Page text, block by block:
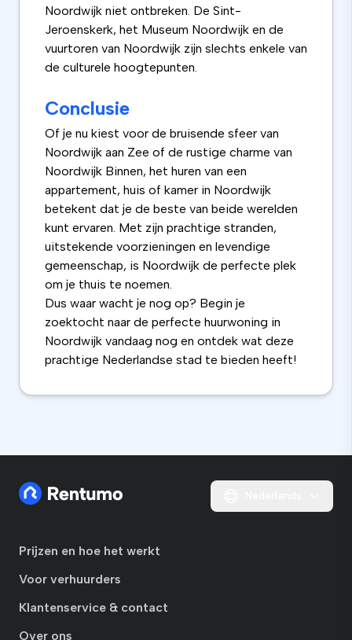
Noordwijk niet ontbreken. De Sint-
Jeroenskerk, het Museum Noordwijk en de
vuurtoren van Noordwijk zijn slechts enkele van
de culturele hoogtepunten.
Conclusie
Of je nu kiest voor de bruisende sfeer van
Noordwijk aan Zee of de rustige charme van
Noordwijk Binnen, het huren van een
appartement, huis of kamer in Noordwijk
betekent dat je de beste van beide werelden
kunt ervaren. Met zijn prachtige stranden,
uitstekende voorzieningen en levendige
gemeenschap, is Noordwijk de perfecte plek
om je thuis te noemen.
Dus waar wacht je nog op? Begin je
zoektocht naar de perfecte huurwoning in
Noordwijk vandaag nog en ontdek wat deze
prachtige Nederlandse stad te bieden heeft!
Prijzen en hoe het werkt
Voor verhuurders
Klantenservice & contact
Over ons